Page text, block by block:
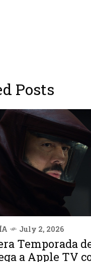
Posts
July 2, 2026
Temporada
a Apple TV